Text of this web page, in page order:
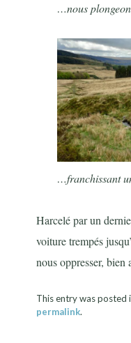
…nous
…franchissant
Harcelé par un
voiture trempés
nous oppresser, bien
This entry was posted
permalink.